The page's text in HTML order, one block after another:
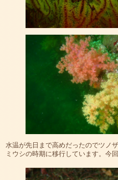
水温が先日まで高めだったのでツノ
ミウシの時期に移行しています。今